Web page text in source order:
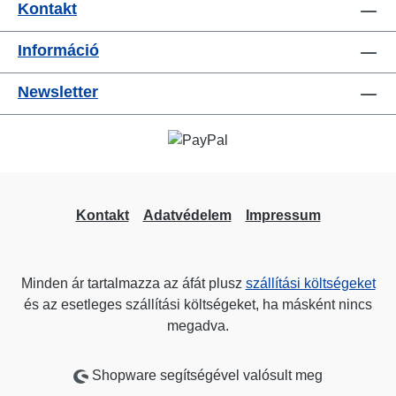
emelőkkel/motorokkal bővíthető
terhelésmérés opcionálisan
csatlakoztatható mérőelemekkel
(4..20mA) útmérés út-/időméréssel vagy
opcionálisan csatlakoztatható
eszköz nélkül is végállás aktiválható
végálláskapcsolóval opcionális: mobil
SW Suite a Driveport ökorendszer teljes
BGVC1/DGUV szerint Csatlakozók:
1x CEE16-5p - In1x XLR5 - In
(DMX512) 1x XLR5m (X-Endpos) 1x
Distance) 1x CEE16-5p4p - Out (Load)
Kontakt
Információ
Newsletter
Kontakt Adatvédelem Impressum
Minden ár tartalmazza az áfát plusz szállítási költségeket
és az esetleges szállítási költségeket, ha másként nincs
megadva.
Shopware segítségével valósult meg